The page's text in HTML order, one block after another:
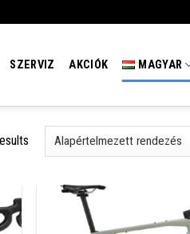
SZERVIZ AKCIÓK MAGYAR